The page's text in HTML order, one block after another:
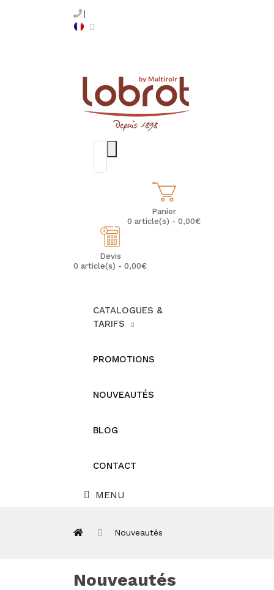
Panier
0 article(s) - 0,00€
Devis
0 article(s) - 0,00€
CATALOGUES &
TARIFS
PROMOTIONS
NOUVEAUTÉS
BLOG
CONTACT
MENU
Nouveautés
Nouveautés